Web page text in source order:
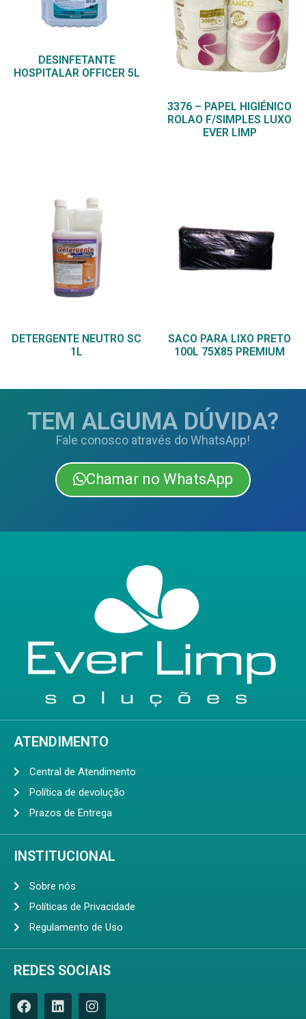
DESINFETANTE
HOSPITALAR OFFICER 5L
3376 – PAPEL HIGIÉNICO
ROLAO F/SIMPLES LUXO
EVER LIMP
DETERGENTE NEUTRO SC
1L
SACO PARA LIXO PRETO
100L 75X85 PREMIUM
TEM ALGUMA DÚVIDA?
Fale conosco através do WhatsApp!
Chamar no WhatsApp
ATENDIMENTO
Central de Atendimento
Política de devolução
Prazos de Entrega
INSTITUCIONAL
Sobre nós
Políticas de Privacidade
Regulamento de Uso
REDES SOCIAIS